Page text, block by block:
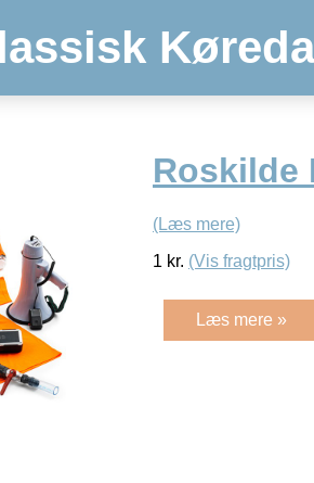
Roskilde
(Læs mere)
1 kr. (Vis fragtpris)
Læs mere »